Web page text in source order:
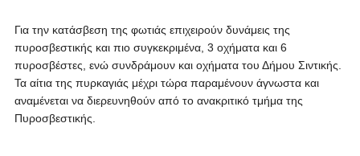
Για την κατάσβεση της φωτιάς επιχειρούν δυνάμεις της
πυροσβεστικής και πιο συγκεκριμένα, 3 οχήματα και 6
πυροσβέστες, ενώ συνδράμουν και οχήματα του Δήμου Σιντικής.
Τα αίτια της πυρκαγιάς μέχρι τώρα παραμένουν άγνωστα και
αναμένεται να διερευνηθούν από το ανακριτικό τμήμα της
Πυροσβεστικής.